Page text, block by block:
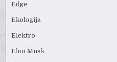
Edge
Ekologija
Elektro
Elon Musk